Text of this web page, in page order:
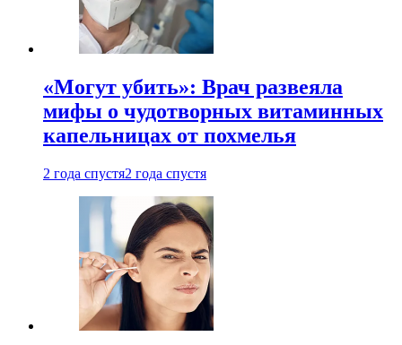
«Могут убить»: Врач развеяла
мифы о чудотворных витаминных
капельницах от похмелья
2 года спустя2 года спустя